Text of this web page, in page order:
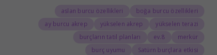
boğa burcu özellikleri
aslan burcu özellikleri
yükselen terazi
yükselen akrep
ay burcu akrep
merkür
8.ev
burçların tatil planları
Satürn burçlara etkisi
burç uyumu